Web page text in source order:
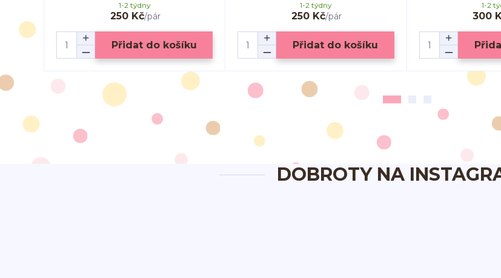
250 Kč/pár
1-2 týdny
Přidat do košíku
250 Kč/pár
1-2 týdny
Přidat do košíku
300
1-2
DOBROTY NA